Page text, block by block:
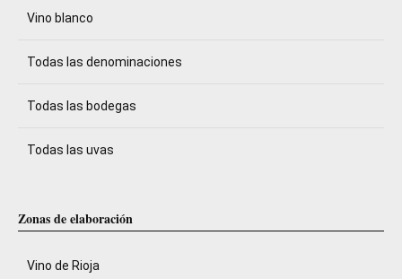
Vino blanco
Todas las denominaciones
Todas las bodegas
Todas las uvas
Zonas de elaboración
Vino de Rioja